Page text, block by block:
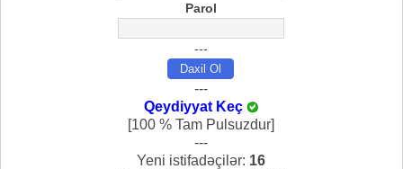
Parol
---
---
Qeydiyyat Keç
[100 % Tam Pulsuzdur]
---
Yeni istifadəçilər: 16